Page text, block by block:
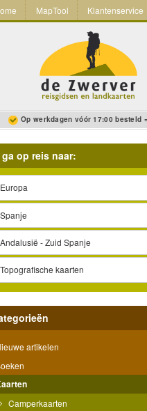
MapTool Klantenservice
Op werkdagen vóór 17:00 besteld
op reis naar:
Europa
Spanje
Andalusië - Zuid Spanje
Topografische kaarten
artikelen
Camperkaarten